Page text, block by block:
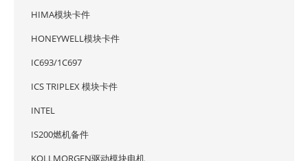
HIMA模块卡件
HONEYWELL模块卡件
IC693/1C697
ICS TRIPLEX 模块卡件
INTEL
IS200燃机备件
KOLLMORGEN驱动模块电机